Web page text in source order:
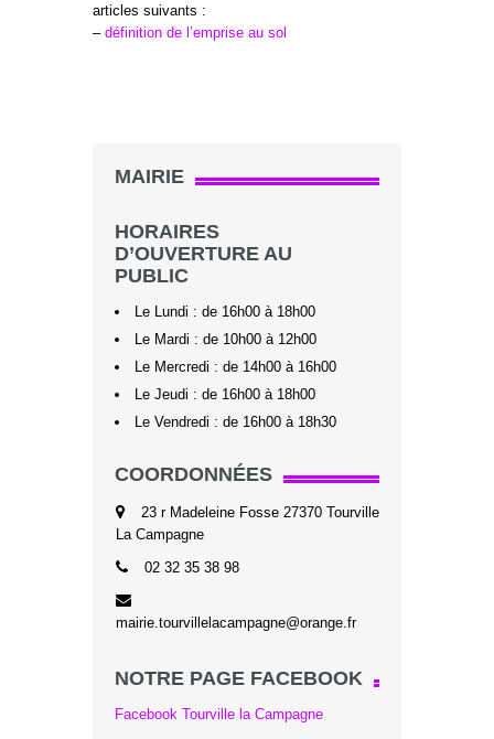
articles suivants :
– définition de l’emprise au sol
MAIRIE
HORAIRES
D’OUVERTURE AU
PUBLIC
Le Lundi : de 16h00 à 18h00
Le Mardi : de 10h00 à 12h00
Le Mercredi : de 14h00 à 16h00
Le Jeudi : de 16h00 à 18h00
Le Vendredi : de 16h00 à 18h30
COORDONNÉES
23 r Madeleine Fosse 27370 Tourville
La Campagne
02 32 35 38 98
mairie.tourvillelacampagne@orange.fr
NOTRE PAGE FACEBOOK
Facebook Tourville la Campagne